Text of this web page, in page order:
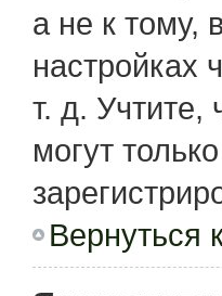
а не к тому,
настройках
т. д. Учтите,
могут
Вернуться